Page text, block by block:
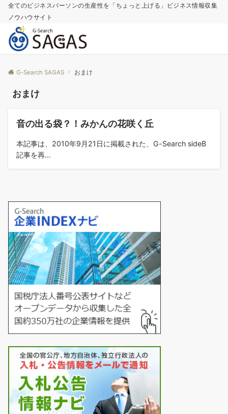
全てのビジネスパーソンの生産性を「ちょっと上げる」ビジネス情報収集
ノウハウサイト
G-Search SAGAS おまけ
おまけ
音の出る袋？！みかんの花咲く丘
本記事は、2010年9月21日に掲載された、G-Search sideB
記事を再...